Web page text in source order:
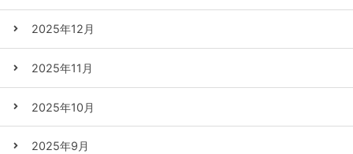
2025年12月
2025年11月
2025年10月
2025年9月